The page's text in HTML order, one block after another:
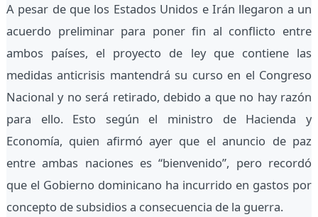
A pesar de que los Estados Unidos e Irán llegaron a un
acuerdo preliminar para poner fin al conflicto entre
ambos países, el proyecto de ley que contiene las
medidas anticrisis mantendrá su curso en el Congreso
Nacional y no será retirado, debido a que no hay razón
para ello. Esto según el ministro de Hacienda y
Economía, quien afirmó ayer que el anuncio de paz
entre ambas naciones es “bienvenido”, pero recordó
que el Gobierno dominicano ha incurrido en gastos por
concepto de subsidios a consecuencia de la guerra.